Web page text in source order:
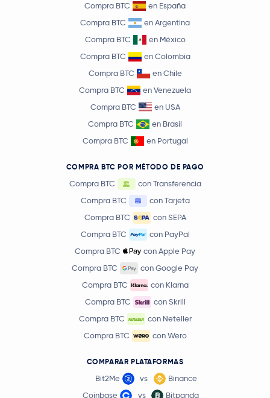
Compra BTC
en España
Compra BTC
en Argentina
Compra BTC
en México
Compra BTC
en Colombia
Compra BTC
en Chile
Compra BTC
en Venezuela
Compra BTC
en USA
Compra BTC
en Brasil
Compra BTC
en Portugal
COMPRA BTC POR MÉTODO DE PAGO
Compra BTC
con Transferencia
Compra BTC
con Tarjeta
Compra BTC
con SEPA
Compra BTC
con PayPal
Compra BTC
con Apple Pay
Compra BTC
con Google Pay
Compra BTC
con Klarna
Compra BTC
con Skrill
Compra BTC
con Neteller
Compra BTC
con Wero
COMPARAR PLATAFORMAS
Bit2Me vs
Binance
Coinbase
vs Bitpanda